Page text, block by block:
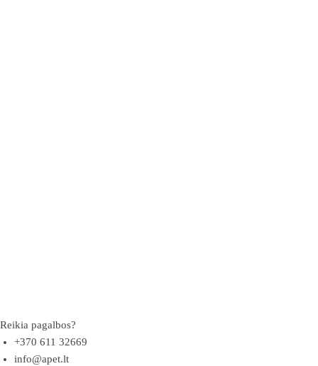
Reikia pagalbos?
+370 611 32669
info@apet.lt